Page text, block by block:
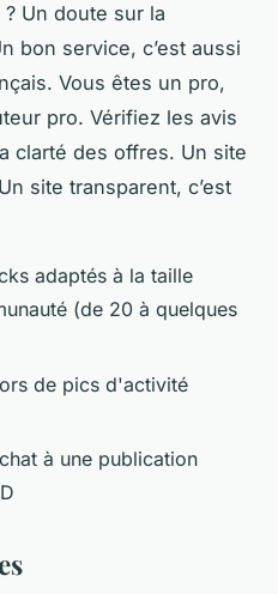
Un doute sur la
bon service, c’est aussi
Vous êtes un pro,
pro. Vérifiez les avis
clarté des offres. Un site
site transparent, c’est
adaptés à la taille
(de 20 à quelques
de pics d'activité
à une publication